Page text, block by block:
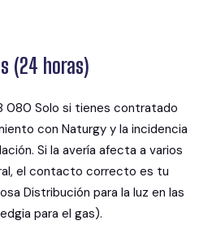
(24 horas)
Solo si tienes contratado
con Naturgy y la incidencia
Si la avería afecta a varios
el contacto correcto es tu
Distribución para la luz en las
para el gas).